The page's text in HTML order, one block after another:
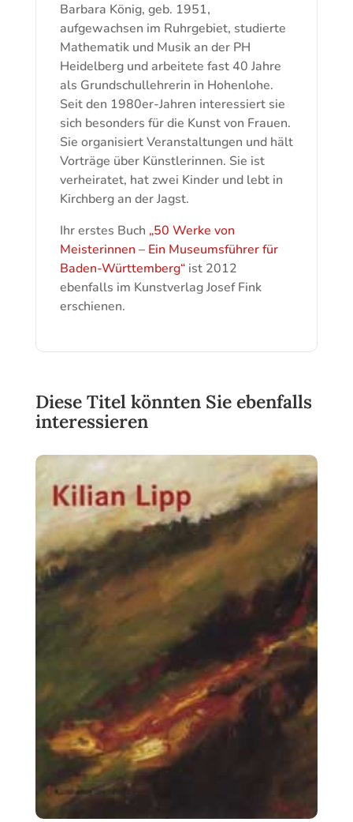
Barbara König, geb. 1951,
aufgewachsen im Ruhrgebiet, studierte
Mathematik und Musik an der PH
Heidelberg und arbeitete fast 40 Jahre
als Grundschullehrerin in Hohenlohe.
Seit den 1980er-Jahren interessiert sie
sich besonders für die Kunst von Frauen.
Sie organisiert Veranstaltungen und hält
Vorträge über Künstlerinnen. Sie ist
verheiratet, hat zwei Kinder und lebt in
Kirchberg an der Jagst.
Ihr erstes Buch „50 Werke von
Meisterinnen – Ein Museumsführer für
Baden-Württemberg“ist 2012
ebenfalls im Kunstverlag Josef Fink
erschienen.
Diese Titel könnten Sie ebenfalls
interessieren